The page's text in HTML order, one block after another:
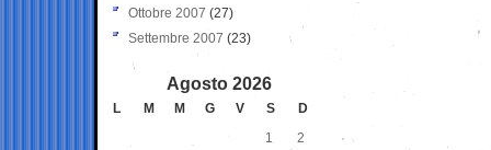
Ottobre 2007 (27)
Settembre 2007 (23)
Agosto 2026
L M M G V S
D
1
2